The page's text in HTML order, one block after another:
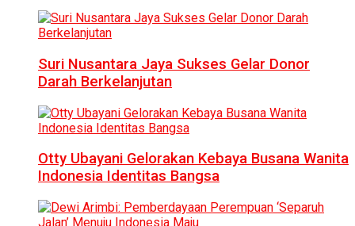
Suri Nusantara Jaya Sukses Gelar Donor
Darah Berkelanjutan
Otty Ubayani Gelorakan Kebaya Busana Wanita
Indonesia Identitas Bangsa